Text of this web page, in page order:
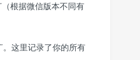
（根据微信版本不同有
”。这里记录了你的所有